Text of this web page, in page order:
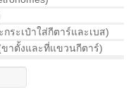
ระเป๋าใส่กีตาร์และเบส)
ขาตั้งและที่แขวนกีตาร์)